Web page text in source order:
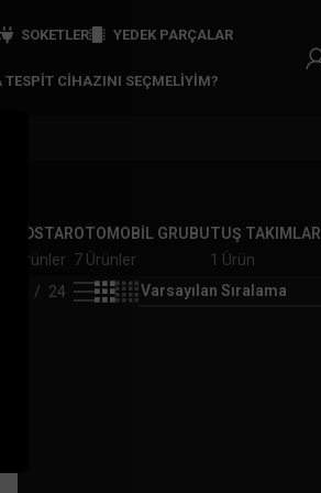
SOKETLER YEDEK PARÇALAR
CIHAZINI SEÇMELIYIM?
OBDSTAR
2 Ürünler
OTOMOBİL GRUBU
7 Ürünler
TUŞ TAKIMLARI
1 Ürün
24